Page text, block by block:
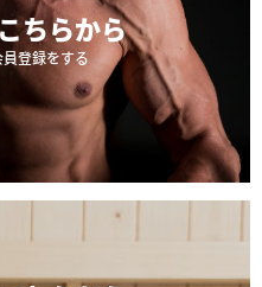
ちらから
登録をする